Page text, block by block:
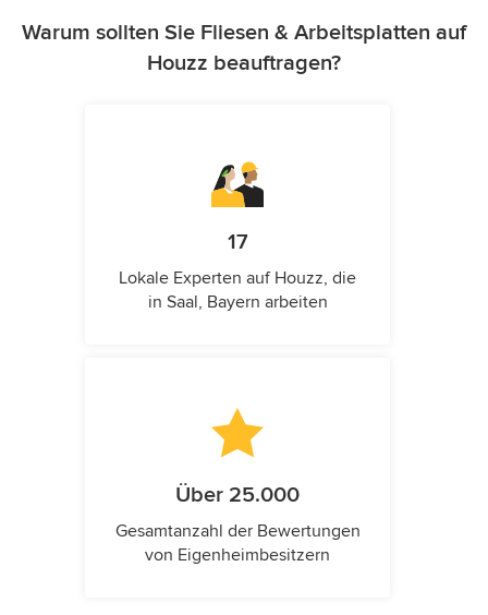
Warum sollten Sie Fliesen & Arbeitsplatten auf
Houzz beauftragen?
17
Lokale Experten auf Houzz, die
in Saal, Bayern arbeiten
Über 25.000
Gesamtanzahl der Bewertungen
von Eigenheimbesitzern